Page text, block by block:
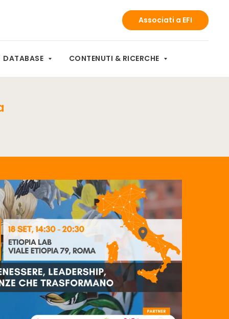
Associati a EFI
DATABASE CONTENUTI & RICERCHE